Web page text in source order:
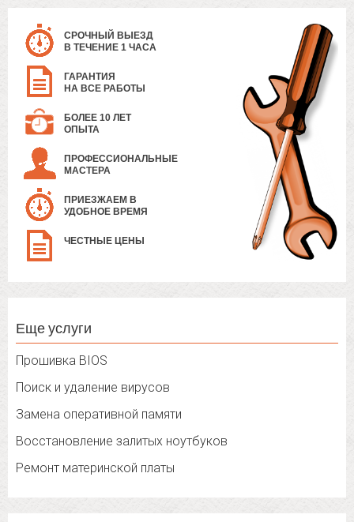
СРОЧНЫЙ ВЫЕЗД
В ТЕЧЕНИЕ 1 ЧАСА
ГАРАНТИЯ
НА ВСЕ РАБОТЫ
БОЛЕЕ 10 ЛЕТ
ОПЫТА
ПРОФЕССИОНАЛЬНЫЕ
МАСТЕРА
ПРИЕЗЖАЕМ В
УДОБНОЕ ВРЕМЯ
ЧЕСТНЫЕ ЦЕНЫ
Еще услуги
Прошивка BIOS
Поиск и удаление вирусов
Замена оперативной памяти
Восстановление залитых ноутбуков
Ремонт материнской платы